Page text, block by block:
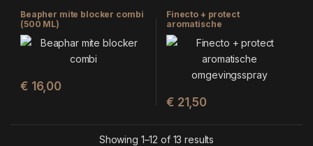
Beapher mite blocker combi
(500 ML)
€ 16,00
Finecto + protect
aromatische
omgevingsspray (1000 ML)
€ 21,50
Showing 1–12 of 13 results